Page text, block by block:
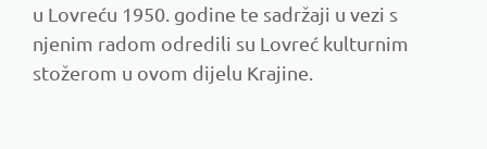
u Lovreću 1950. godine te sadržaji u vezi s
njenim radom odredili su Lovreć kulturnim
stožerom u ovom dijelu Krajine.